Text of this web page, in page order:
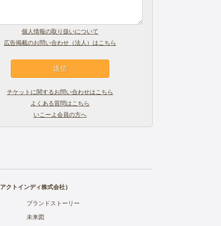
個人情報の取り扱いについて
広告掲載のお問い合わせ（法人）はこちら
チケットに関するお問い合わせはこちら
よくある質問はこちら
いこーよ会員の方へ
アクトインディ株式会社）
ブランドストーリー
未来図